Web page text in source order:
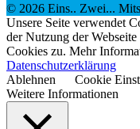
© 2026 Eins.. Zwei...
Unsere Seite verwendet
der Nutzung der
Cookies zu. Mehr
Datenschutzerklärung
Ablehnen
Cookie
Weitere Informationen